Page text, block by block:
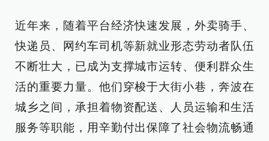
近年来，随着平台经济快速发展，外卖骑手、
快递员、网约车司机等新就业形态劳动者队伍
不断壮大，已成为支撑城市运转、便利群众生
活的重要力量。他们穿梭于大街小巷，奔波在
城乡之间，承担着物资配送、人员运输和生活
服务等职能，用辛勤付出保障了社会物流畅通